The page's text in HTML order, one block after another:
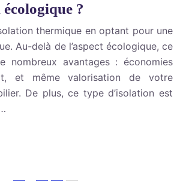
?
thermique en optant pour une
Au-delà de l’aspect écologique, ce
nombreux avantages : économies
et même valorisation de votre
De plus, ce type d’isolation est